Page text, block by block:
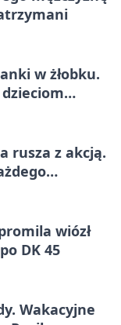
w żłobku.
rusza z akcją.
wiózł
DK 45
Wakacyjne